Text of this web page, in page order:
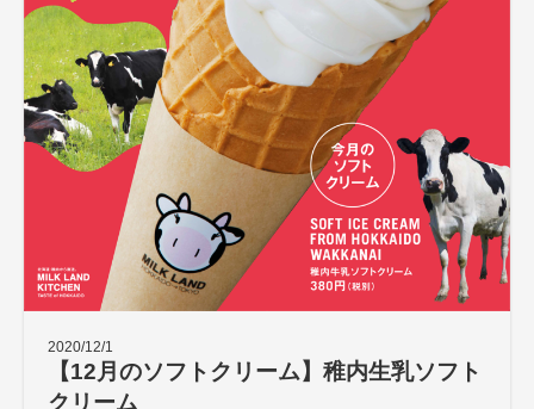
2020/12/1
【12月のソフトクリーム】稚内生乳ソフト
クリーム